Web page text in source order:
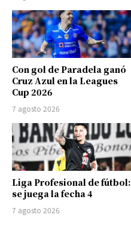
Con gol de Paradela ganó
Cruz Azul en la Leagues
Cup 2026
7 agosto 2026
Liga Profesional de fútbol:
se juega la fecha 4
7 agosto 2026